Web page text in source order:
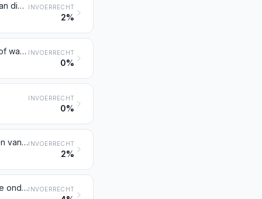
Optische vezels en optischevezelbundels; optischevezelkabels, andere dan die bedoeld bij post 8544; platen of bladen van polariserende stoffen; lenzen (contactlenzen daaronder begrepen), prisma's, spiegels en andere optische elementen, ongeacht de stof waarvan zij zijn vervaardigd, niet gemonteerd, andere dan die van niet-optisch bewerkt glas INVOERRECHT
2%
Lenzen, prisma's, spiegels en andere optische elementen, ongeacht de stof waarvan zij zijn vervaardigd, gemonteerd, voor instrumenten, apparaten en toestellen, andere dan die van niet-optisch bewerkt glas INVOERRECHT
0%
INVOERRECHT
0%
Brillen (voor de verbetering van de gezichtsscherpte, voor het beschermen van de ogen en andere) en dergelijke artikelenINVOERRECHT
2%
Binocles, verrekijkers, astronomische kijkers, optische telescopen, alsmede onderstellen daarvoor; andere astronomische instrumenten en onderstellen daarvoor, andere dan radioastronomische apparatenINVOERRECHT